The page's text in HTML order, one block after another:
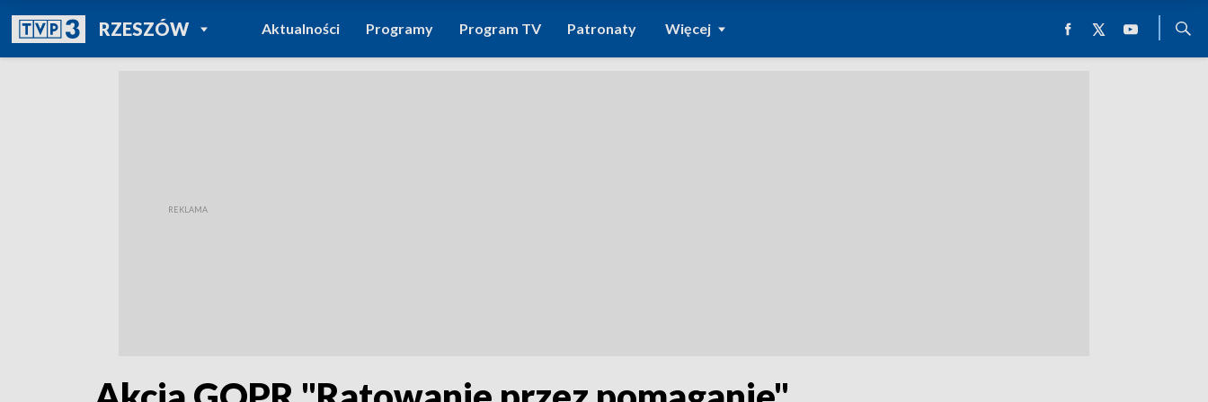
RZESZÓWPOWRÓT DO
TVP REGIONY
Aktualności Programy Program TV Patronaty Więcej